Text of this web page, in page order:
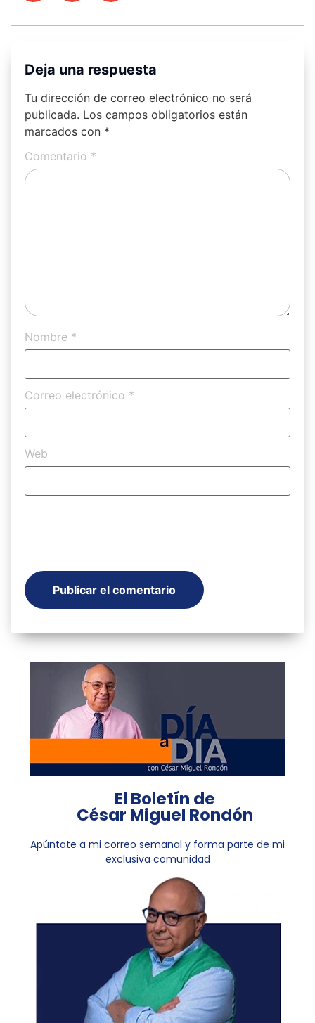
Deja una respuesta
Tu dirección de correo electrónico no será
publicada. Los campos obligatorios están
marcados con *
Comentario *
Nombre *
Correo electrónico *
Web
El Boletín de
César Miguel Rondón
Apúntate a mi correo semanal y forma parte de mi
exclusiva comunidad